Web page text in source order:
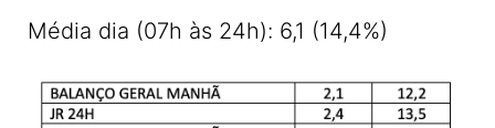
Média dia (07h às 24h): 6,1 (14,4%)